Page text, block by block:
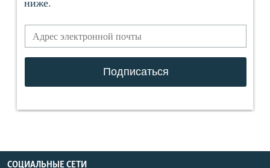
СОЦИАЛЬНЫЕ СЕТИ